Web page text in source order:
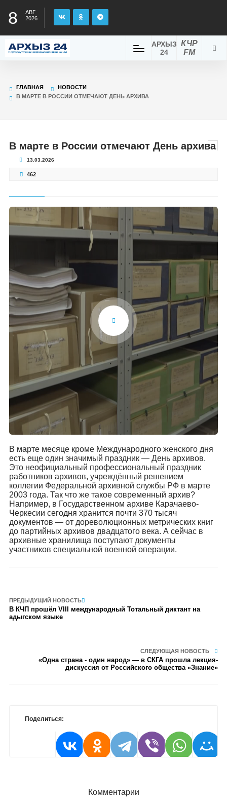
8
АВГ
2026
КЧР
FM
АРХЫЗ
24
ГЛАВНАЯ
НОВОСТИ
В МАРТЕ В РОССИИ ОТМЕЧАЮТ ДЕНЬ АРХИВА
В марте в России отмечают День архива
13.03.2026
462
В марте месяце кроме Международного женского дня
есть еще один значимый праздник — День архивов.
Это неофициальный профессиональный праздник
работников архивов, учреждённый решением
коллегии Федеральной архивной службы РФ в марте
2003 года. Так что же такое современный архив?
Например, в Государственном архиве Карачаево-
Черкесии сегодня хранится почти 370 тысяч
документов — от дореволюционных метрических книг
до партийных архивов двадцатого века. А сейчас в
архивные хранилища поступают документы
участников специальной военной операции.
ПРЕДЫДУЩИЙ НОВОСТЬ
В КЧП прошёл VIII международный Тотальный диктант на
адыгском языке
СЛЕДУЮЩАЯ НОВОСТЬ
«Одна страна - один народ» — в СКГА прошла лекция-
дискуссия от Российского общества «Знание»
Поделиться:
Комментарии